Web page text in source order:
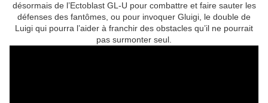
désormais de l’Ectoblast GL-U pour combattre et faire sauter les
défenses des fantômes, ou pour invoquer Gluigi, le double de
Luigi qui pourra l’aider à franchir des obstacles qu’il ne pourrait
pas surmonter seul.